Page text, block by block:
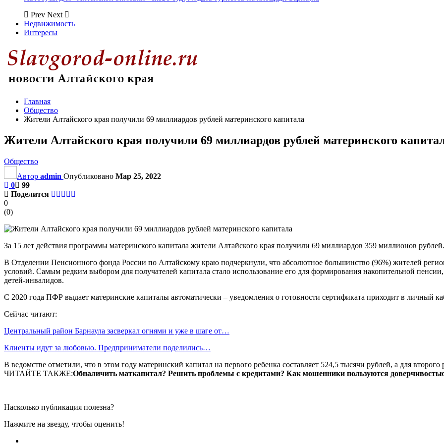
Prev Next
Недвижимость
Интересы
Главная
Общество
Жители Алтайского края получили 69 миллиардов рублей материнского капитала
Жители Алтайского края получили 69 миллиардов рублей материнского
Общество
Автор admin Опубликовано Мар 25, 2022
0
99
Поделится
0
(0)
За 15 лет действия программы материнского капитала жители Алтайского края получили 69 миллиардов 359 миллионов рублей.
В Отделении Пенсионного фонда России по Алтайскому краю подчеркнули, что абсолютное большинство (96%) жителей
условий. Самым редким выбором для получателей капитала стало использование его для формирования накопительной
детей-инвалидов.
С 2020 года ПФР выдает материнские капиталы автоматически – уведомления о готовности сертификата приходит в личный
Сейчас читают:
Центральный район Барнаула засверкал огнями и уже в шаге от…
Клиенты идут за любовью. Предприниматели поделились…
В ведомстве отметили, что в этом году материнский капитал на первого ребенка составляет 524,5 тысячи рублей, а для
ЧИТАЙТЕ ТАКЖЕ:Обналичить маткапитал? Решить проблемы с кредитами? Как мошенники пользуются
Насколько публикация полезна?
Нажмите на звезду, чтобы оценить!